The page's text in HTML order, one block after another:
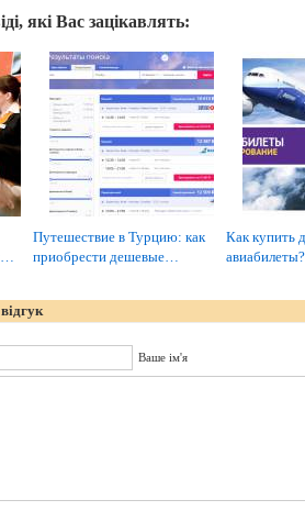
які Вас зацікавлять:
Путешествие в Турцию: как
приобрести дешевые…
Как купить
авиабилеты?
Ваше ім'я